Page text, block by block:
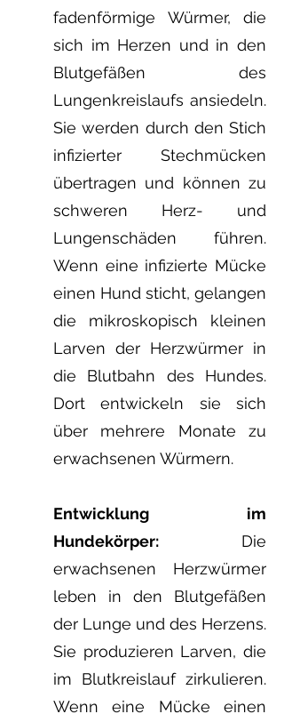
fadenförmige Würmer, die
sich im Herzen und in den
Blutgefäßen des
Lungenkreislaufs ansiedeln.
Sie werden durch den Stich
infizierter Stechmücken
übertragen und können zu
schweren Herz- und
Lungenschäden führen.
Wenn eine infizierte Mücke
einen Hund sticht, gelangen
die mikroskopisch kleinen
Larven der Herzwürmer in
die Blutbahn des Hundes.
Dort entwickeln sie sich
über mehrere Monate zu
erwachsenen Würmern.
Entwicklung im
Hundekörper: Die
erwachsenen Herzwürmer
leben in den Blutgefäßen
der Lunge und des Herzens.
Sie produzieren Larven, die
im Blutkreislauf zirkulieren.
Wenn eine Mücke einen